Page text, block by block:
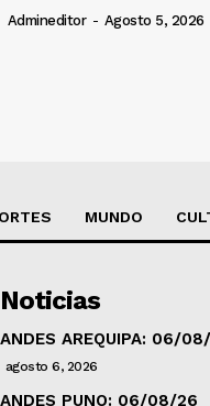
Admineditor - Agosto 5, 2026
MUNDO
AREQUIPA: 06/
agosto 6, 2026
ANDES PUNO: 06/08/26